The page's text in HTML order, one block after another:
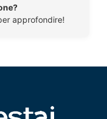
approfondire!